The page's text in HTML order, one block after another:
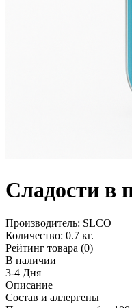
Сладости в
Производитель: SLCO
Количество: 0.7 кг.
Рейтинг товара (0)
В наличии
3-4 Дня
Описание
Состав и аллергены